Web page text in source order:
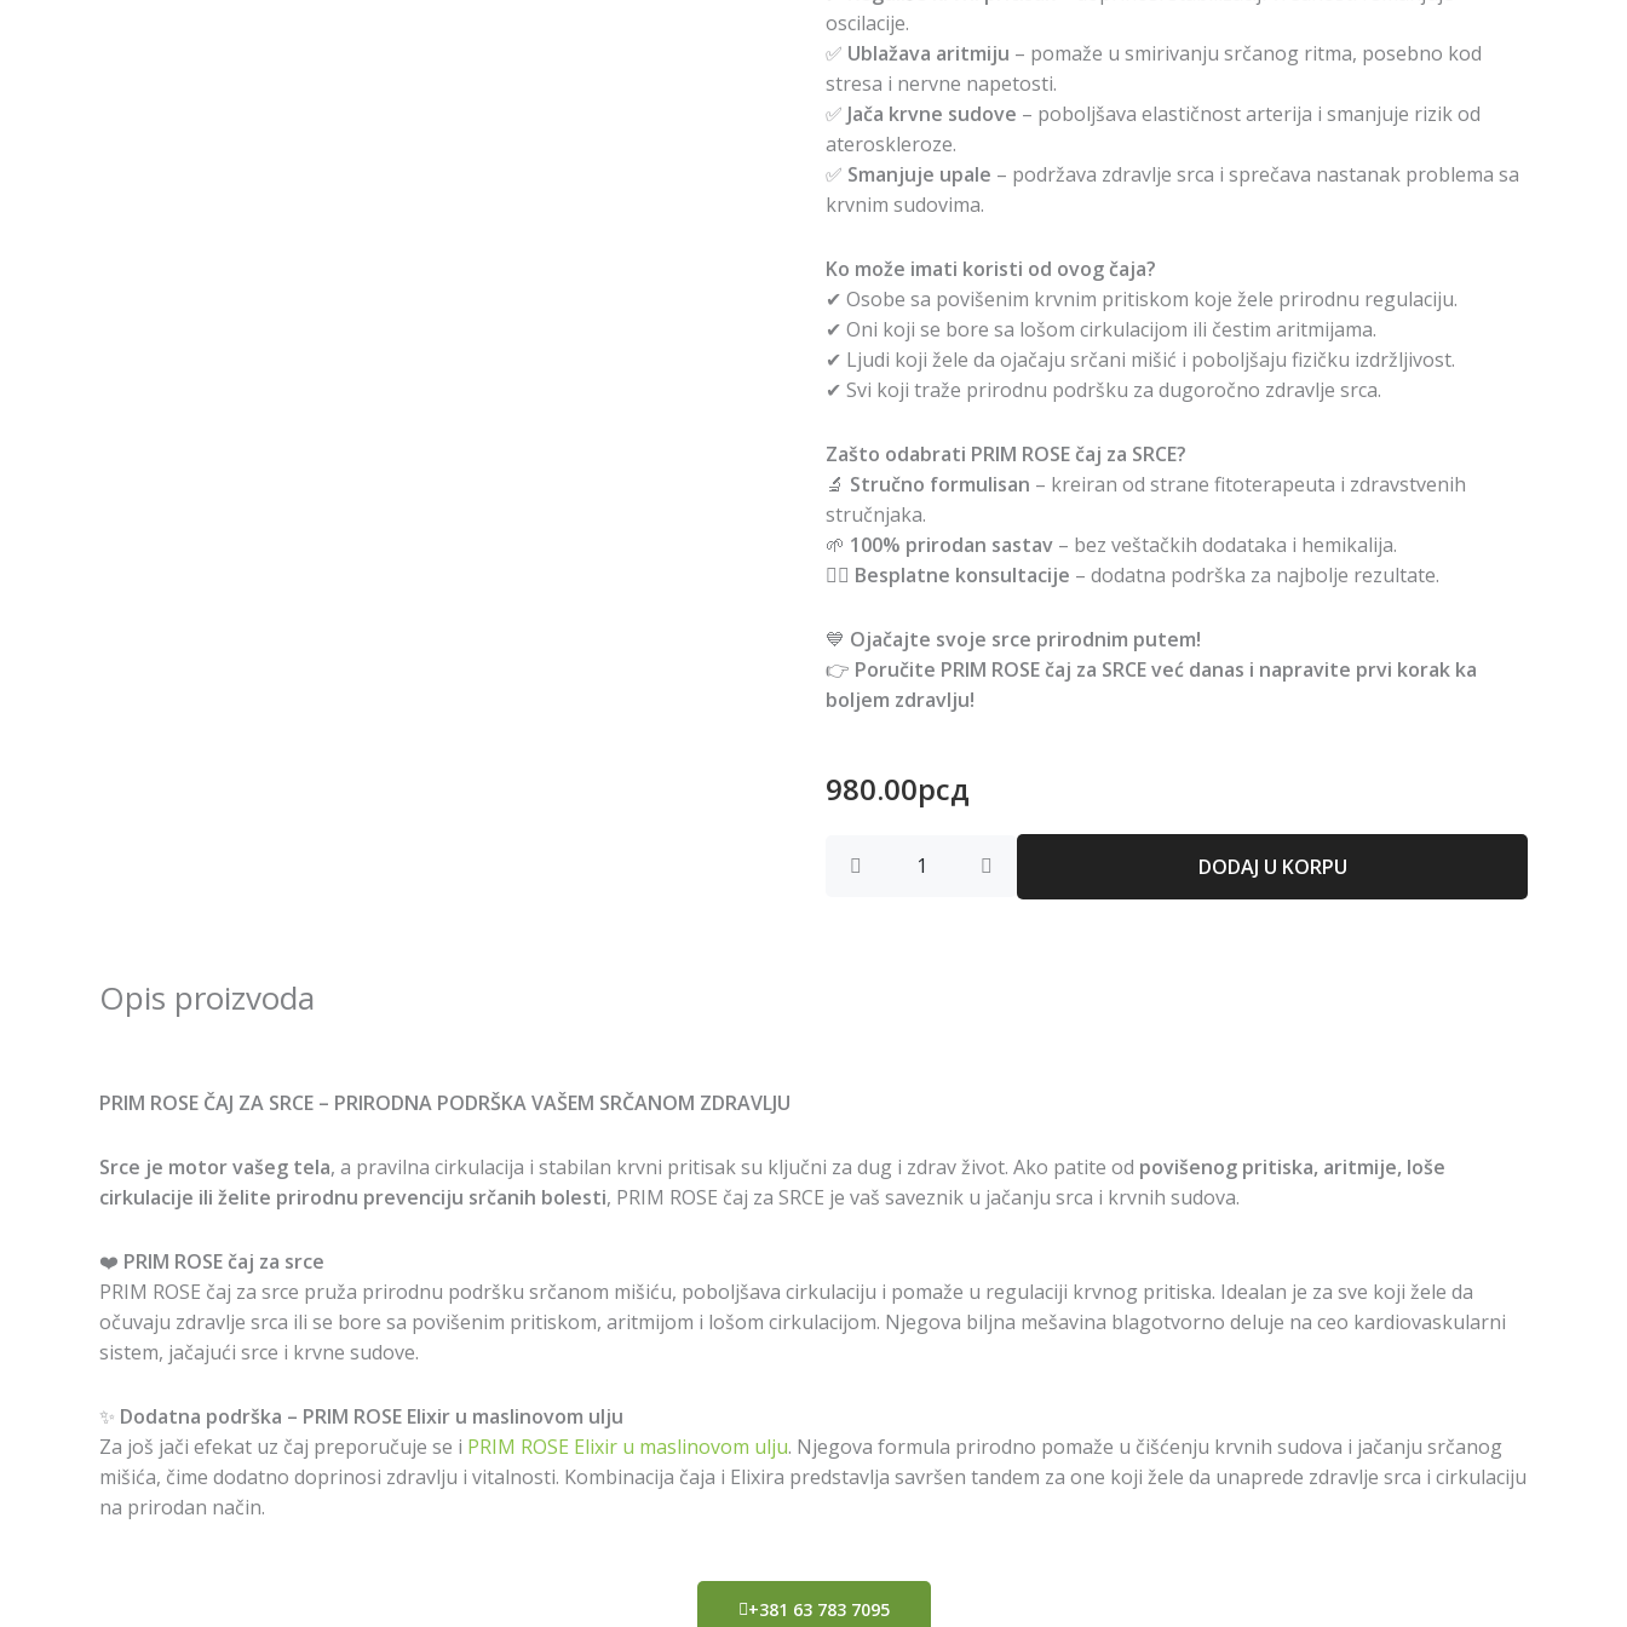
oscilacije.
✅ Ublažava aritmiju – pomaže u smirivanju srčanog ritma, posebno kod
stresa i nervne napetosti.
✅ Jača krvne sudove – poboljšava elastičnost arterija i smanjuje rizik od
ateroskleroze.
✅ Smanjuje upale – podržava zdravlje srca i sprečava nastanak problema sa
krvnim sudovima.
Ko može imati koristi od ovog čaja?
✔ Osobe sa povišenim krvnim pritiskom koje žele prirodnu regulaciju.
✔ Oni koji se bore sa lošom cirkulacijom ili čestim aritmijama.
✔ Ljudi koji žele da ojačaju srčani mišić i poboljšaju fizičku izdržljivost.
✔ Svi koji traže prirodnu podršku za dugoročno zdravlje srca.
Zašto odabrati PRIM ROSE čaj za SRCE?
🔬 Stručno formulisan – kreiran od strane fitoterapeuta i zdravstvenih
stručnjaka.
🌱 100% prirodan sastav – bez veštačkih dodataka i hemikalija.
👩‍⚕️ Besplatne konsultacije – dodatna podrška za najbolje rezultate.
💙 Ojačajte svoje srce prirodnim putem!
👉 Poručite PRIM ROSE čaj za SRCE već danas i napravite prvi korak ka
boljem zdravlju!
980.00рсд
DODAJ U KORPU
Opis proizvoda
PRIM ROSE ČAJ ZA SRCE – PRIRODNA PODRŠKA VAŠEM SRČANOM ZDRAVLJU
Srce je motor vašeg tela, a pravilna cirkulacija i stabilan krvni pritisak su ključni za dug i zdrav život. Ako patite od povišenog pritiska, aritmije, loše
cirkulacije ili želite prirodnu prevenciju srčanih bolesti, PRIM ROSE čaj za SRCE je vaš saveznik u jačanju srca i krvnih sudova.
❤️ PRIM ROSE čaj za srce
PRIM ROSE čaj za srce pruža prirodnu podršku srčanom mišiću, poboljšava cirkulaciju i pomaže u regulaciji krvnog pritiska. Idealan je za sve koji žele da
očuvaju zdravlje srca ili se bore sa povišenim pritiskom, aritmijom i lošom cirkulacijom. Njegova biljna mešavina blagotvorno deluje na ceo kardiovaskularni
sistem, jačajući srce i krvne sudove.
✨ Dodatna podrška – PRIM ROSE Elixir u maslinovom ulju
Za još jači efekat uz čaj preporučuje se i PRIM ROSE Elixir u maslinovom ulju. Njegova formula prirodno pomaže u čišćenju krvnih sudova i jačanju srčanog
mišića, čime dodatno doprinosi zdravlju i vitalnosti. Kombinacija čaja i Elixira predstavlja savršen tandem za one koji žele da unaprede zdravlje srca i cirkulaciju
na prirodan način.
+381 63 783 7095